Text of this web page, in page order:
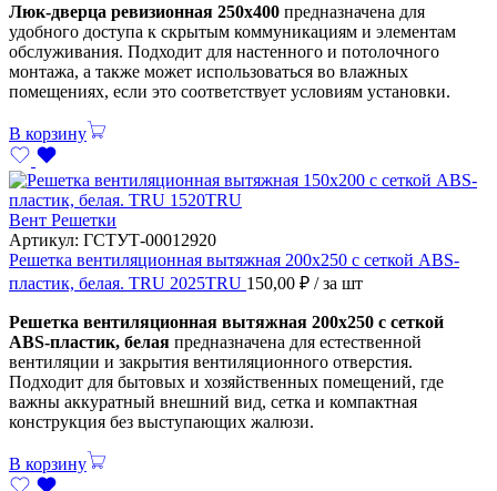
Люк-дверца ревизионная 250х400 предназначена для
удобного доступа к скрытым коммуникациям и элементам
обслуживания. Подходит для настенного и потолочного
монтажа, а также может использоваться во влажных
помещениях, если это соответствует условиям установки.
В корзину
Вент Решетки
Артикул: ГСТУТ-00012920
Решетка вентиляционная вытяжная 200х250 с сеткой ABS-
пластик, белая. TRU 2025TRU 150,00 ₽ / за шт
Решетка вентиляционная вытяжная 200х250 с сеткой
ABS-пластик, белая предназначена для естественной
вентиляции и закрытия вентиляционного отверстия.
Подходит для бытовых и хозяйственных помещений, где
важны аккуратный внешний вид, сетка и компактная
конструкция без выступающих жалюзи.
В корзину